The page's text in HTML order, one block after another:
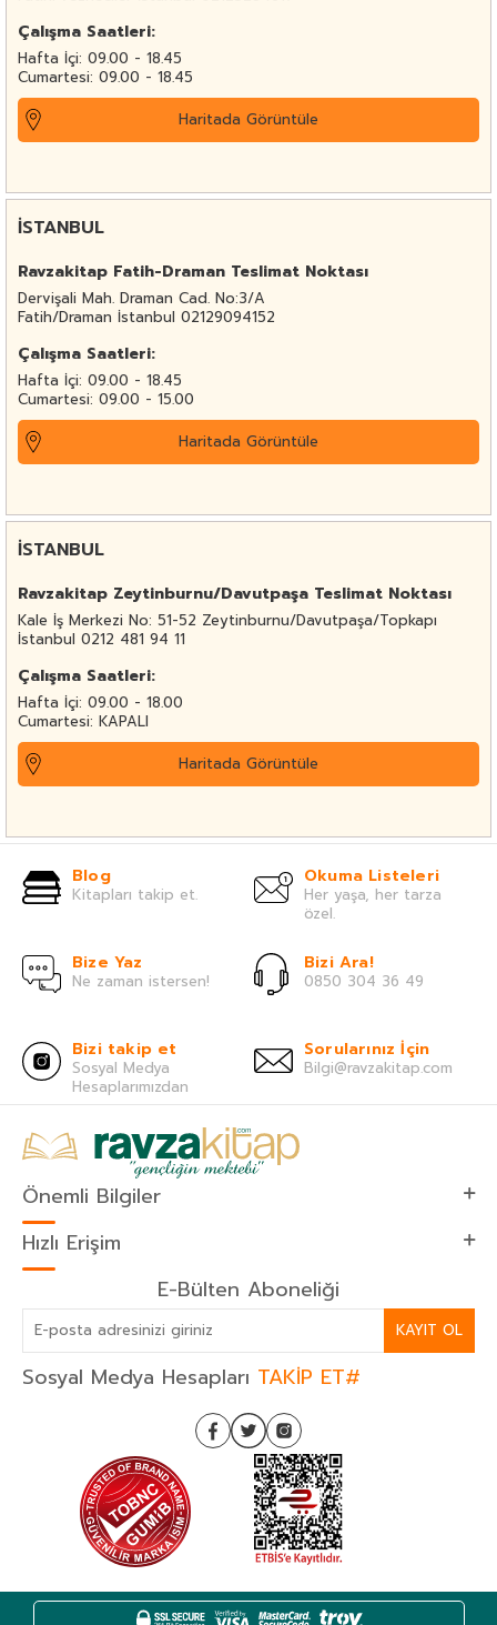
Çalışma Saatleri:
Hafta İçi: 09.00 - 18.45
Cumartesi: 09.00 - 18.45
Haritada Görüntüle
İSTANBUL
Ravzakitap Fatih-Draman Teslimat Noktası
Dervişali Mah. Draman Cad. No:3/A
Fatih/Draman İstanbul 02129094152
Çalışma Saatleri:
Hafta İçi: 09.00 - 18.45
Cumartesi: 09.00 - 15.00
Haritada Görüntüle
İSTANBUL
Ravzakitap Zeytinburnu/Davutpaşa Teslimat Noktası
Kale İş Merkezi No: 51-52 Zeytinburnu/Davutpaşa/Topkapı
İstanbul 0212 481 94 11
Çalışma Saatleri:
Hafta İçi: 09.00 - 18.00
Cumartesi: KAPALI
Haritada Görüntüle
Blog
Kitapları takip et.
Okuma Listeleri
Her yaşa, her tarza
özel.
Bize Yaz
Ne zaman istersen!
Bizi Ara!
0850 304 36 49
Bizi takip et
Sosyal Medya
Hesaplarımızdan
Sorularınız İçin
Bilgi@ravzakitap.com
Önemli Bilgiler
Hızlı Erişim
E-Bülten Aboneliği
KAYIT OL
Sosyal Medya Hesapları TAKİP ET#